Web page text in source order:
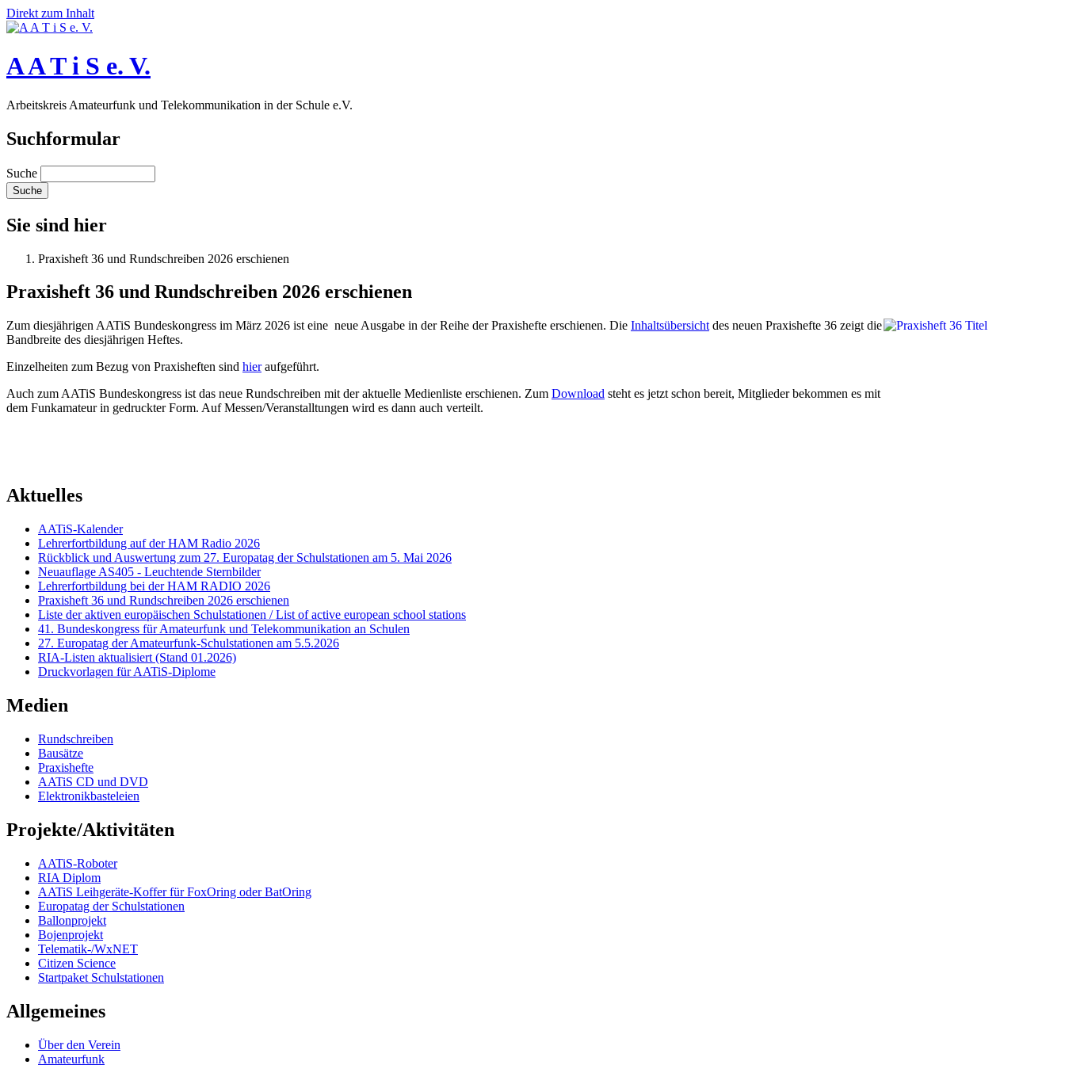
Direkt zum Inhalt
A A T i S e. V.
Arbeitskreis Amateurfunk und Telekommunikation in der Schule e.V.
Suchformular
Suche
Sie sind hier
Praxisheft 36 und Rundschreiben 2026 erschienen
Praxisheft 36 und Rundschreiben 2026 erschienen
Zum diesjährigen AATiS Bundeskongress im März 2026 ist eine neue Ausgabe in der Reihe der Praxishefte erschienen. Die Inhaltsübersicht des neuen Praxishefte 36 zeigt die
Bandbreite des diesjährigen Heftes.
Einzelheiten zum Bezug von Praxisheften sind hieraufgeführt.
Auch zum AATiS Bundeskongress ist das neue Rundschreiben mit der aktuelle Medienliste erschienen. Zum Download steht es jetzt schon bereit, Mitglieder bekommen es mit
dem Funkamateur in gedruckter Form. Auf Messen/Veranstalltungen wird es dann auch verteilt.
Aktuelles
AATiS-Kalender
Lehrerfortbildung auf der HAM Radio 2026
Rückblick und Auswertung zum 27. Europatag der Schulstationen am 5. Mai 2026
Neuauflage AS405 - Leuchtende Sternbilder
Lehrerfortbildung bei der HAM RADIO 2026
Praxisheft 36 und Rundschreiben 2026 erschienen
Liste der aktiven europäischen Schulstationen / List of active european school stations
41. Bundeskongress für Amateurfunk und Telekommunikation an Schulen
27. Europatag der Amateurfunk-Schulstationen am 5.5.2026
RIA-Listen aktualisiert (Stand 01.2026)
Druckvorlagen für AATiS-Diplome
Medien
Rundschreiben
Bausätze
Praxishefte
AATiS CD und DVD
Elektronikbasteleien
Projekte/Aktivitäten
AATiS-Roboter
RIA Diplom
AATiS Leihgeräte-Koffer für FoxOring oder BatOring
Europatag der Schulstationen
Ballonprojekt
Bojenprojekt
Telematik-/WxNET
Citizen Science
Startpaket Schulstationen
Allgemeines
Über den Verein
Amateurfunk